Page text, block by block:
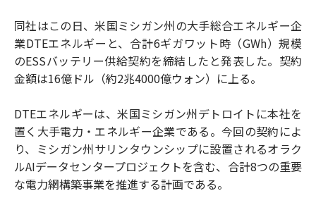
同社はこの日、米国ミシガン州の大手総合エネルギー企
業DTEエネルギーと、合計6ギガワット時（GWh）規模
のESSバッテリー供給契約を締結したと発表した。契約
金額は16億ドル（約2兆4000億ウォン）に上る。
DTEエネルギーは、米国ミシガン州デトロイトに本社を
置く大手電力・エネルギー企業である。今回の契約によ
り、ミシガン州サリンタウンシップに設置されるオラク
ルAIデータセンタープロジェクトを含む、合計8つの重要
な電力網構築事業を推進する計画である。